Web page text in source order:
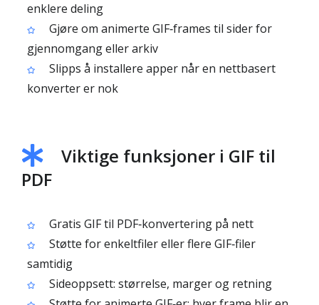
enklere deling
Gjøre om animerte GIF‑frames til sider for
gjennomgang eller arkiv
Slipps å installere apper når en nettbasert
konverter er nok
Viktige funksjoner i GIF til
PDF
Gratis GIF til PDF‑konvertering på nett
Støtte for enkeltfiler eller flere GIF‑filer
samtidig
Sideoppsett: størrelse, marger og retning